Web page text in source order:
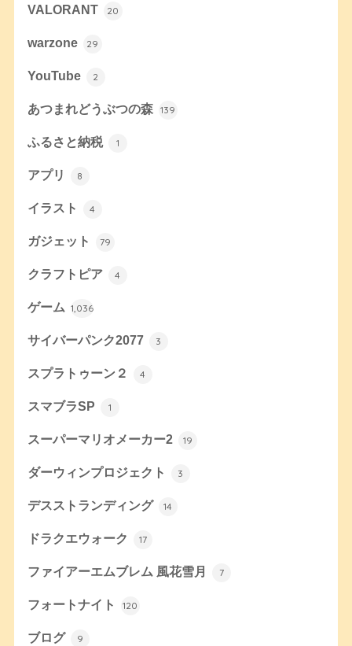
VALORANT 20
warzone 29
YouTube 2
あつまれどうぶつの森 139
ふるさと納税 1
アプリ 8
イラスト 4
ガジェット 79
クラフトピア 4
ゲーム 1,036
サイバーパンク2077 3
スプラトゥーン２ 4
スマブラSP 1
スーパーマリオメーカー2 19
ダーウィンプロジェクト 3
デスストランディング 14
ドラクエウォーク 17
ファイアーエムブレム 風花雪月 7
フォートナイト 120
ブログ 9